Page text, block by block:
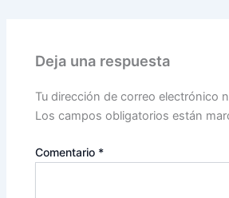
Deja una respuesta
Tu dirección de correo electrónico
Los campos obligatorios están
Comentario *